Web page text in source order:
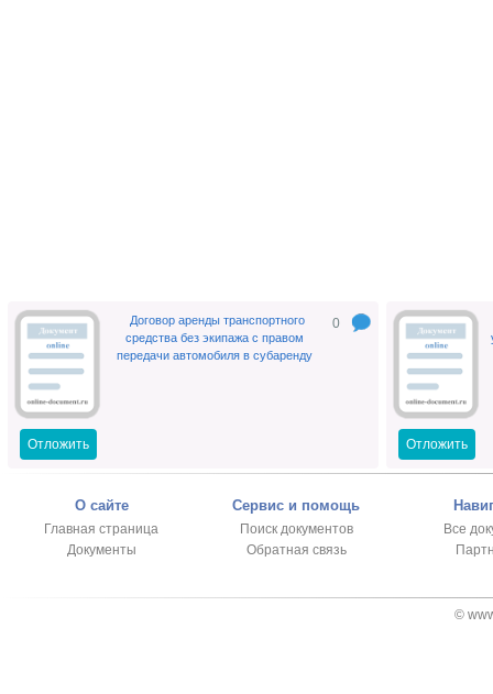
0
Договор аренды транспортного
средства без экипажа с правом
передачи автомобиля в субаренду
Отложить Отложить
О сайте
Главная страница
Документы
Сервис и помощь
Поиск документов
Обратная связь
Все
©